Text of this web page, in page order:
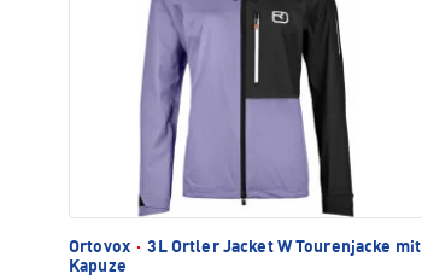
Ortovox · 3L Ortler Jacket W Tourenjacke mit
Kapuze